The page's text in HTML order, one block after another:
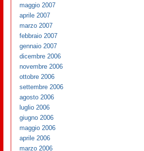
maggio 2007
aprile 2007
marzo 2007
febbraio 2007
gennaio 2007
dicembre 2006
novembre 2006
ottobre 2006
settembre 2006
agosto 2006
luglio 2006
giugno 2006
maggio 2006
aprile 2006
marzo 2006